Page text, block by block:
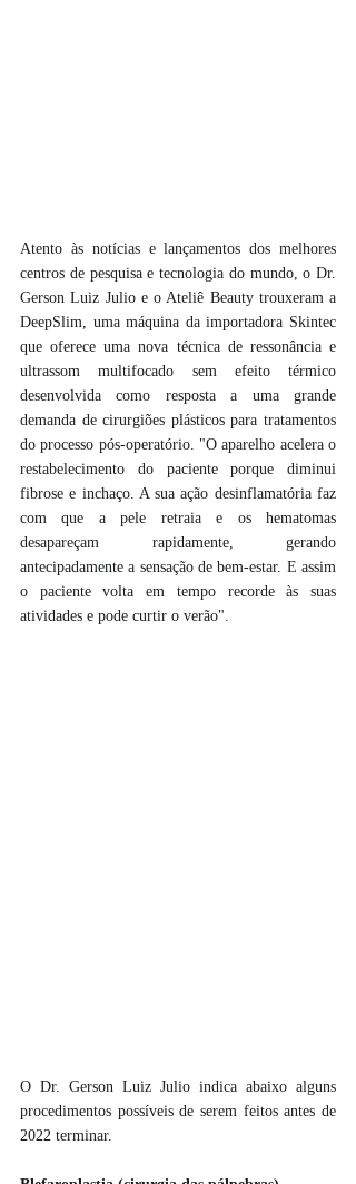
Atento às notícias e lançamentos dos melhores
centros de pesquisa e tecnologia do mundo, o Dr.
Gerson Luiz Julio e o Ateliê Beauty trouxeram a
DeepSlim, uma máquina da importadora Skintec
que oferece uma nova técnica de ressonância e
ultrassom multifocado sem efeito térmico
desenvolvida como resposta a uma grande
demanda de cirurgiões plásticos para tratamentos
do processo pós-operatório. "O aparelho acelera o
restabelecimento do paciente porque diminui
fibrose e inchaço. A sua ação desinflamatória faz
com que a pele retraia e os hematomas
desapareçam rapidamente, gerando
antecipadamente a sensação de bem-estar. E assim
o paciente volta em tempo recorde às suas
atividades e pode curtir o verão".
O Dr. Gerson Luiz Julio indica abaixo alguns
procedimentos possíveis de serem feitos antes de
2022 terminar.